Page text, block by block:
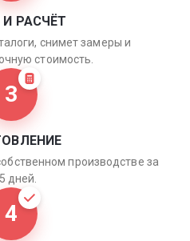
РАСЧЁТ
снимет замеры и
стоимость.
3
производстве за
дней.
4